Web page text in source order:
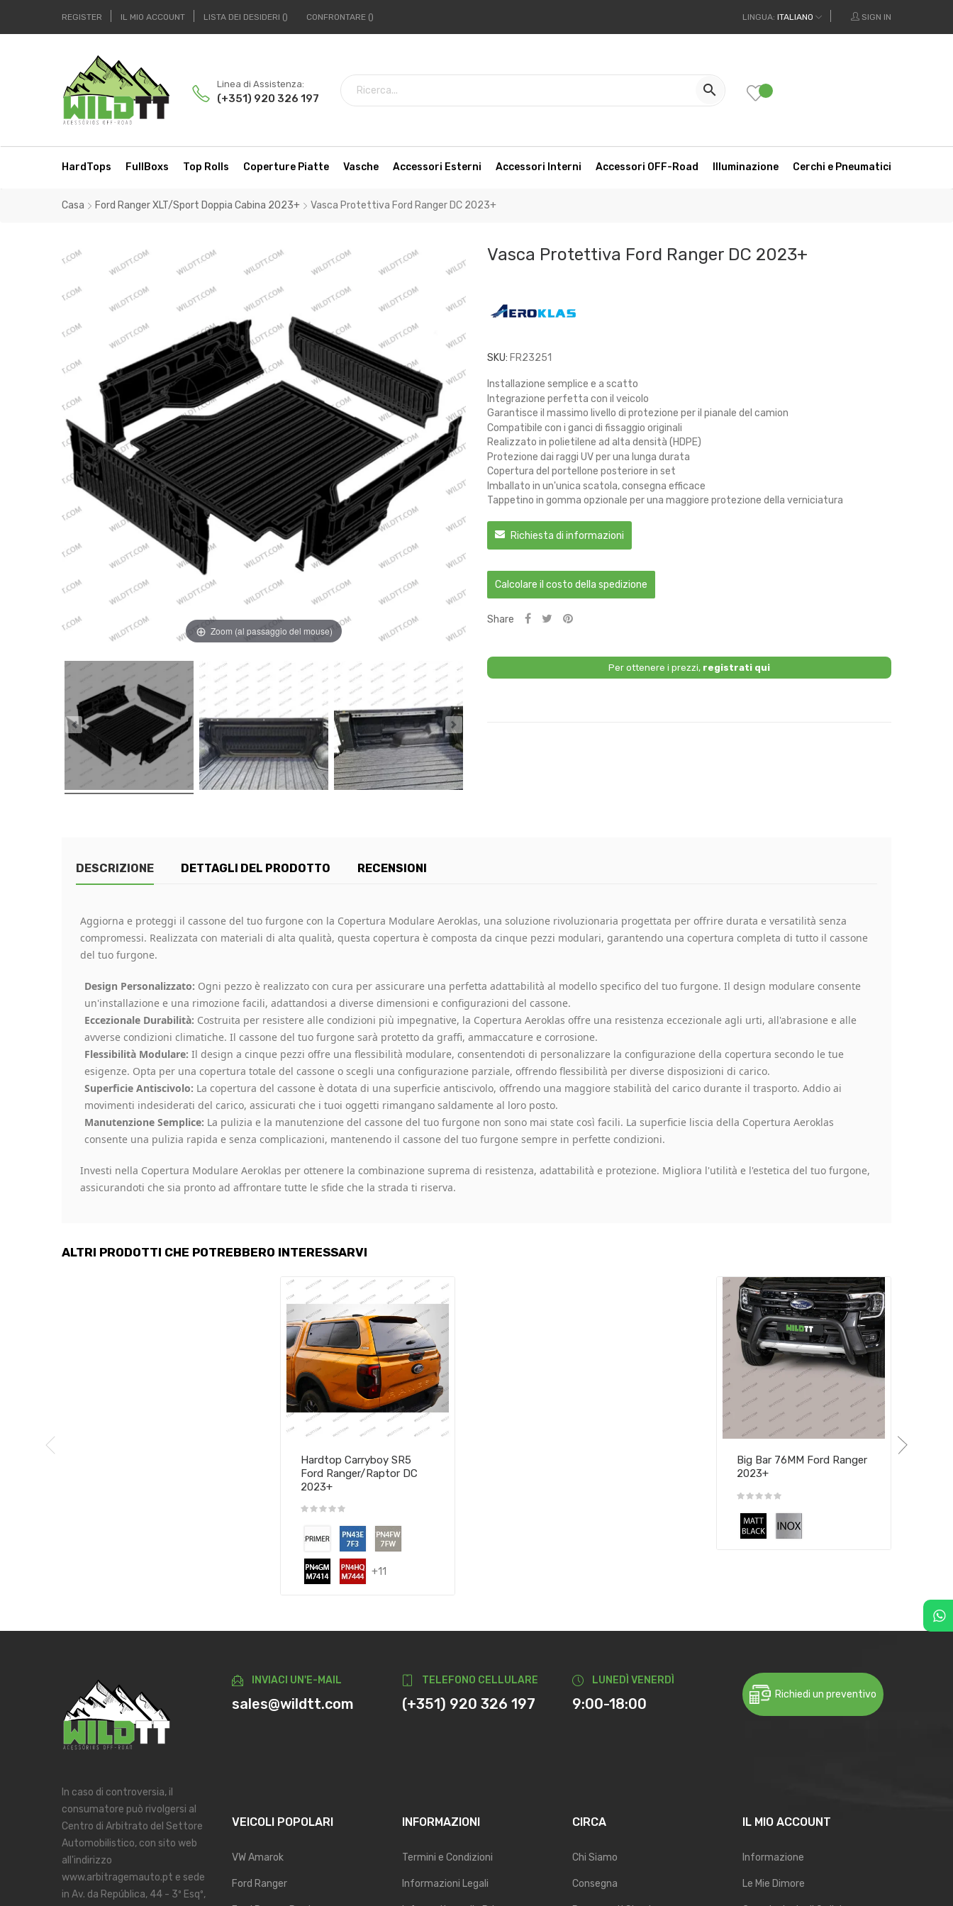
REGISTER IL MIO ACCOUNT LISTA DEI DESIDERI CONFRONTARE LINGUA: ITALIANO SIGN IN
Linea di Assistenza:
(+351) 920 326 197

HardTops FullBoxs Top Rolls Coperture Piatte Vasche Accessori Esterni Accessori Interni Accessori OFF-Road Illuminazione Cerchi e Pneumatici
Casa Ford Ranger XLT/Sport Doppia Cabina 2023+ Vasca Protettiva Ford Ranger DC 2023+
Zoom (al passaggio del mouse)
Vasca Protettiva Ford Ranger DC 2023+
SKU: FR23251
Installazione semplice e a scatto
Integrazione perfetta con il veicolo
Garantisce il massimo livello di protezione per il pianale del camion
Compatibile con i ganci di fissaggio originali
Realizzato in polietilene ad alta densità (HDPE)
Protezione dai raggi UV per una lunga durata
Copertura del portellone posteriore in set
Imballato in un'unica scatola, consegna efficace
Tappetino in gomma opzionale per una maggiore protezione della verniciatura
Richiesta di informazioni
Calcolare il costo della spedizione
Share
Per ottenere i prezzi, registrati qui
DESCRIZIONE DETTAGLI DEL PRODOTTO RECENSIONI
Aggiorna e proteggi il cassone del tuo furgone con la Copertura Modulare Aeroklas, una soluzione rivoluzionaria progettata per offrire durata e versatilità senza
compromessi. Realizzata con materiali di alta qualità, questa copertura è composta da cinque pezzi modulari, garantendo una copertura completa di tutto il cassone
del tuo furgone.
Design Personalizzato: Ogni pezzo è realizzato con cura per assicurare una perfetta adattabilità al modello specifico del tuo furgone. Il design modulare consente
un'installazione e una rimozione facili, adattandosi a diverse dimensioni e configurazioni del cassone.
Eccezionale Durabilità: Costruita per resistere alle condizioni più impegnative, la Copertura Aeroklas offre una resistenza eccezionale agli urti, all'abrasione e alle
avverse condizioni climatiche. Il cassone del tuo furgone sarà protetto da graffi, ammaccature e corrosione.
Flessibilità Modulare: Il design a cinque pezzi offre una flessibilità modulare, consentendoti di personalizzare la configurazione della copertura secondo le tue
esigenze. Opta per una copertura totale del cassone o scegli una configurazione parziale, offrendo flessibilità per diverse disposizioni di carico.
Superficie Antiscivolo: La copertura del cassone è dotata di una superficie antiscivolo, offrendo una maggiore stabilità del carico durante il trasporto. Addio ai
movimenti indesiderati del carico, assicurati che i tuoi oggetti rimangano saldamente al loro posto.
Manutenzione Semplice: La pulizia e la manutenzione del cassone del tuo furgone non sono mai state così facili. La superficie liscia della Copertura Aeroklas
consente una pulizia rapida e senza complicazioni, mantenendo il cassone del tuo furgone sempre in perfette condizioni.
Investi nella Copertura Modulare Aeroklas per ottenere la combinazione suprema di resistenza, adattabilità e protezione. Migliora l'utilità e l'estetica del tuo furgone,
assicurandoti che sia pronto ad affrontare tutte le sfide che la strada ti riserva.
ALTRI PRODOTTI CHE POTREBBERO INTERESSARVI
Hardtop Carryboy SR5
Ford Ranger/Raptor DC
2023+
+11
Big Bar 76MM Ford Ranger
2023+
INVIACI UN'E-MAIL
sales@wildtt.com
TELEFONO CELLULARE
(+351) 920 326 197
LUNEDÌ VENERDÌ
9:00-18:00
Richiedi un preventivo
In caso di controversia, il
consumatore può rivolgersi al
Centro di Arbitrato del Settore
Automobilistico, con sito web
all'indirizzo
www.arbitragemauto.pt e sede
in Av. da República, 44 - 3º Esqº,
VEICOLI POPOLARI
VW Amarok
Ford Ranger
INFORMAZIONI
Termini e Condizioni
Informazioni Legali
CIRCA
Chi Siamo
Consegna
IL MIO ACCOUNT
Informazione
Le Mie Dimore